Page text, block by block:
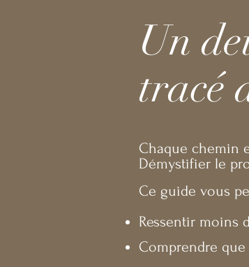
Un
tracé
Chaque chemin
Démystifier le
Ce guide vous
Ressentir moins
Comprendre